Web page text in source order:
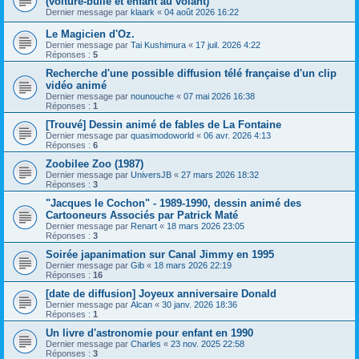
Dernier message par klaark « 04 août 2026 16:22
Le Magicien d'Oz.
Dernier message par Tai Kushimura « 17 juil. 2026 4:22
Réponses : 5
Recherche d'une possible diffusion télé française d'un clip
vidéo animé
Dernier message par nounouche « 07 mai 2026 16:38
Réponses : 1
[Trouvé] Dessin animé de fables de La Fontaine
Dernier message par quasimodoworld « 06 avr. 2026 4:13
Réponses : 6
Zoobilee Zoo (1987)
Dernier message par UniversJB « 27 mars 2026 18:32
Réponses : 3
"Jacques le Cochon" - 1989-1990, dessin animé des
Cartooneurs Associés par Patrick Maté
Dernier message par Renart « 18 mars 2026 23:05
Réponses : 3
Soirée japanimation sur Canal Jimmy en 1995
Dernier message par Gib « 18 mars 2026 22:19
Réponses : 16
[date de diffusion] Joyeux anniversaire Donald
Dernier message par Alcan « 30 janv. 2026 18:36
Réponses : 1
Un livre d'astronomie pour enfant en 1990
Dernier message par Charles « 23 nov. 2025 22:58
Réponses : 3